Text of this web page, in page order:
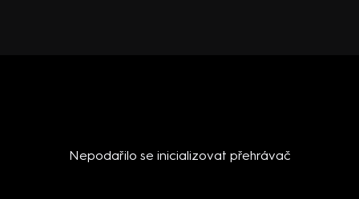
Nepodařilo se inicializovat přehrávač